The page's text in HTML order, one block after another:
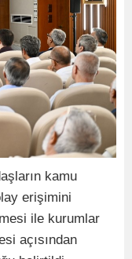
kamu
erişimini
ile kurumlar
açısından